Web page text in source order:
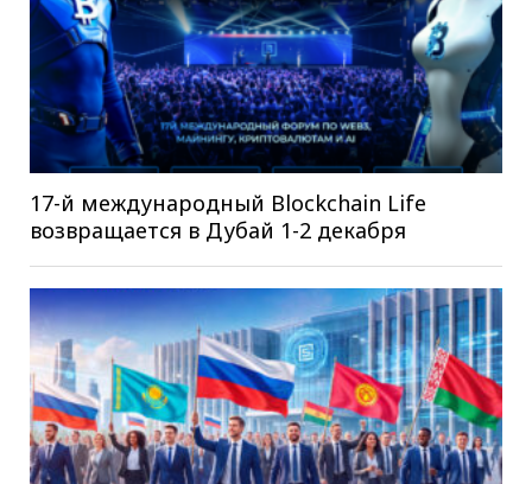
17-й международный Blockchain Life
возвращается в Дубай 1-2 декабря